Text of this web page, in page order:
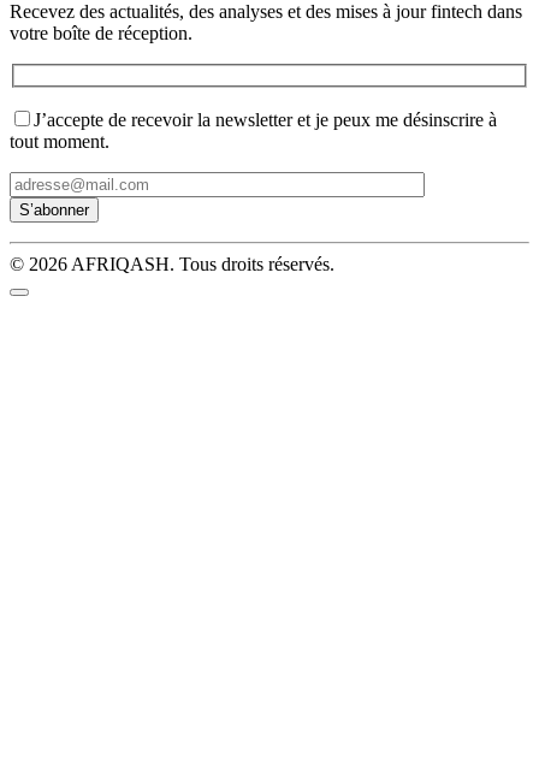
Recevez des actualités, des analyses et des mises à jour fintech dans
votre boîte de réception.
J’accepte de recevoir la newsletter et je peux me désinscrire à
tout moment.
© 2026 AFRIQASH. Tous droits réservés.